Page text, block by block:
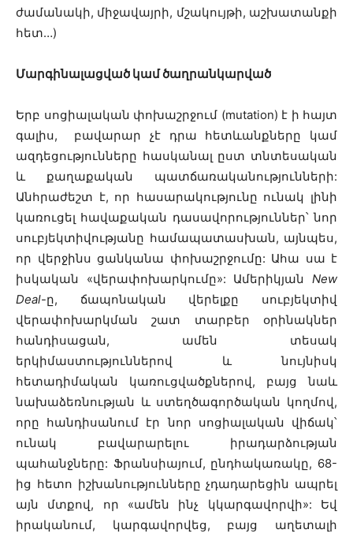
ժամանակի, միջավայրի, մշակույթի, աշխատանքի
հետ…)
Մարգինալացված կամ ծաղրանկարված
Երբ սոցիալական փոխաշրջում (mutation) է ի հայտ
գալիս, բավարար չէ դրա հետևանքները կամ
ազդեցությունները հասկանալ ըստ տնտեսական
և քաղաքական պատճառականությունների:
Անհրաժեշտ է, որ հասարակությունը ունակ լինի
կառուցել հավաքական դասավորություններ՝ նոր
սուբյեկտիվությանը համապատասխան, այնպես,
որ վերջինս ցանկանա փոխաշրջումը: Ահա սա է
իսկական «վերափոխարկումը»: Ամերիկյան New
Deal-ը, ճապոնական վերելքը սուբյեկտիվ
վերափոխարկման շատ տարբեր օրինակներ
հանդիսացան, ամեն տեսակ
երկիմաստություններով և նույնիսկ
հետադիմական կառուցվածքներով, բայց նաև
նախաձեռնության և ստեղծագործական կողմով,
որը հանդիսանում էր նոր սոցիալական վիճակ՝
ունակ բավարարելու իրադարձության
պահանջները: Ֆրանսիայում, ընդհակառակը, 68-
ից հետո իշխանությունները չդադարեցին ապրել
այն մտքով, որ «ամեն ինչ կկարգավորվի»: Եվ
իրականում, կարգավորվեց, բայց աղետալի